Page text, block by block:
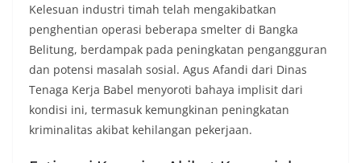
Kelesuan industri timah telah mengakibatkan
penghentian operasi beberapa smelter di Bangka
Belitung, berdampak pada peningkatan pengangguran
dan potensi masalah sosial. Agus Afandi dari Dinas
Tenaga Kerja Babel menyoroti bahaya implisit dari
kondisi ini, termasuk kemungkinan peningkatan
kriminalitas akibat kehilangan pekerjaan.